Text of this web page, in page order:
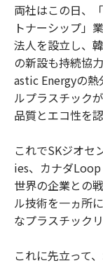
両社はこの日、
トナーシップ」
法人を設立し、
の新設も持続協
astic Energyの熱
ルプラスチック
品質とエコ性を
これでSKジオ
ies、カナダ
世界の企業との
ル技術を一ヵ所
なプラスチック
これに先立って